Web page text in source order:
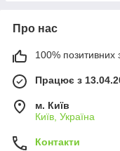
Про нас
100% позитивних з
Працює з
м. Київ
Київ, Україна
Контакти